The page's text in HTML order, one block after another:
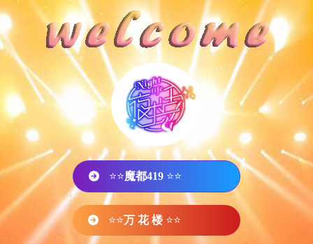
⭐⭐魔都419 ⭐⭐
⭐⭐万 花 楼 ⭐⭐